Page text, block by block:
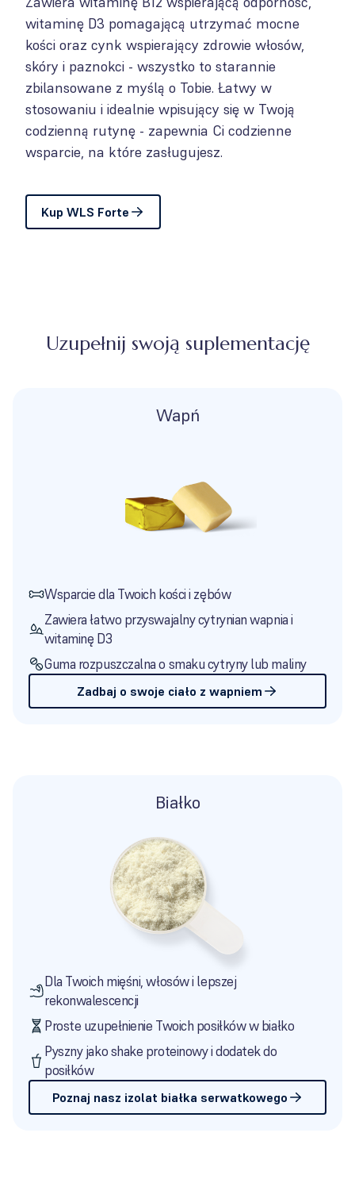
witaminę D3 pomagającą utrzymać mocne
kości oraz cynk wspierający zdrowie włosów,
skóry i paznokci - wszystko to starannie
zbilansowane z myślą o Tobie. Łatwy w
stosowaniu i idealnie wpisujący się w Twoją
codzienną rutynę - zapewnia Ci codzienne
wsparcie, na które zasługujesz.
Kup WLS Forte
Uzupełnij swoją suplementację
Wapń
Wsparcie dla Twoich kości i zębów
Zawiera łatwo przyswajalny cytrynian wapnia i
witaminę D3
Guma rozpuszczalna o smaku cytryny lub maliny
Zadbaj o swoje ciało z wapniem
Białko
Dla Twoich mięśni, włosów i lepszej
rekonwalescencji
Proste uzupełnienie Twoich posiłków w białko
Pyszny jako shake proteinowy i dodatek do
posiłków
Poznaj nasz izolat białka serwatkowego